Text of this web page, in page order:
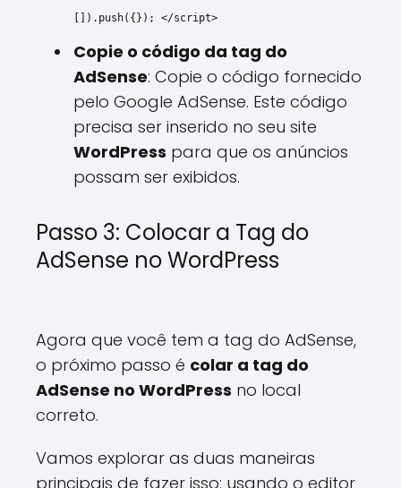
[]). push({}); </script>
Copie o código da tag do
AdSense: Copie o código fornecido
pelo Google AdSense. Este código
precisa ser inserido no seu site
WordPress para que os anúncios
possam ser exibidos.
Passo 3: Colocar a Tag do
AdSense no WordPress
Agora que você tem a tag do AdSense,
o próximo passo é colar a tag do
AdSense no WordPress no local
correto.
Vamos explorar as duas maneiras
principais de fazer isso: usando o editor